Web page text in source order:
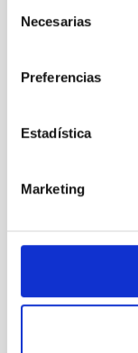
Necesarias
Preferencias
Estadística
Marketing
en Física, a
en Física, a